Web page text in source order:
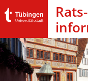
Rats­